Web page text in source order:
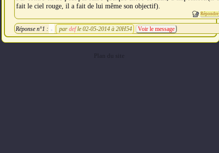
fait le ciel rouge, il a fait de lui même son objectif).
Répondre
Réponse n°1 : par def le 02-05-2014 à 20H54 Voir le message
Plan du site